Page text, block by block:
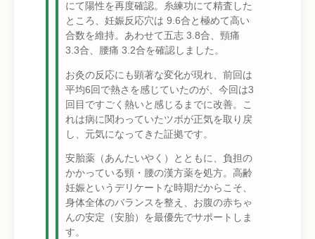
にて陽性を再度確認。糸練功にて精査した
ところ、妊娠反応穴は 9.6合と極めて高い
合数を維持。あわせて五志 3.8合、頸痛
3.3合、腰痛 3.2合を確認しました。
お灸の反応にも顕著な変化が現れ、前回は
平均6回で熱さを感じていたのが、今回は3
回目ですごく熱いと感じるまでに改善。こ
れは病に関わっていたツボが正気を取り戻
し、元気になってきた証拠です。
安胎薬（あんたいやく）とともに、負担の
かかっている頸・腰の漢方薬を処方。高齢
妊娠というデリケートな時期だからこそ、
身体全体のバランスを整え、お腹の赤ちゃ
んの安定（安胎）を最優先でサポートしま
す。